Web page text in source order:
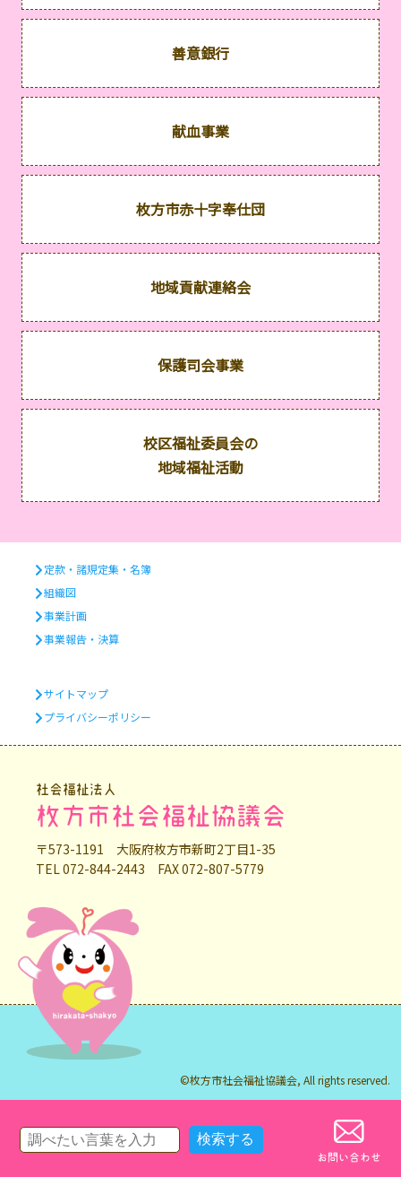
善意銀行
献血事業
枚方市赤十字奉仕団
地域貢献連絡会
保護司会事業
校区福祉委員会の
地域福祉活動
お問い合わせ
定款・諸規定集・名簿
組織図
事業計画
事業報告・決算
サイトマップ
プライバシーポリシー
社会福祉法人
枚方市社会福祉協議会
〒573-1191 大阪府枚方市新町2丁目1-35
TEL 072-844-2443 FAX 072-807-5779
©枚方市社会福祉協議会, All rights reserved.